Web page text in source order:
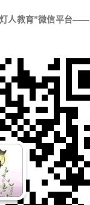
灯人教育”微信平台——